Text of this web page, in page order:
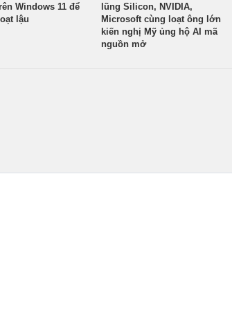
Windows 11 để
lậu
lũng Silicon, NVIDIA,
Microsoft cùng loạt ông lớn
kiến nghị Mỹ ủng hộ AI mã
nguồn mở